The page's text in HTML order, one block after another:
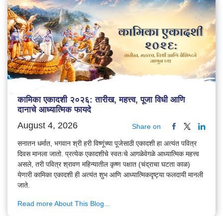
कामिका एकादशी २०२६: तारीख, महत्त्व, पूजा विधी आणि
दानाचे आध्यात्मिक फायदे
August 4, 2026 Share on
सनातन धर्मात, भगवान श्री हरी विष्णूंच्या पूजेसाठी एकादशी हा अत्यंत पवित्र
दिवस मानला जातो. प्रत्येक एकादशीचे स्वतःचे आगळेवेगळे आध्यात्मिक महत्त्व
असले, तरी पवित्र श्रावण महिन्यातील कृष्ण पक्षात (चंद्राचा घटता काळ)
येणारी कामिका एकादशी ही अत्यंत शुभ आणि आध्यात्मिकदृष्ट्या फलदायी मानली
जाते.
Read more About This Blog...